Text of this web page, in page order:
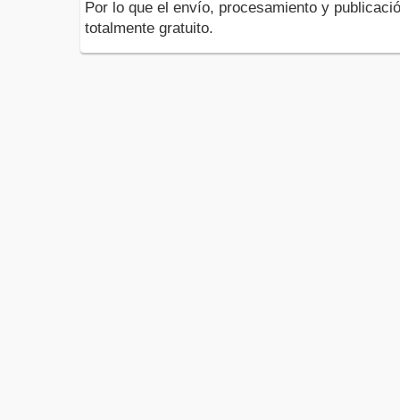
Por lo que el envío, procesamiento y
totalmente gratuito.